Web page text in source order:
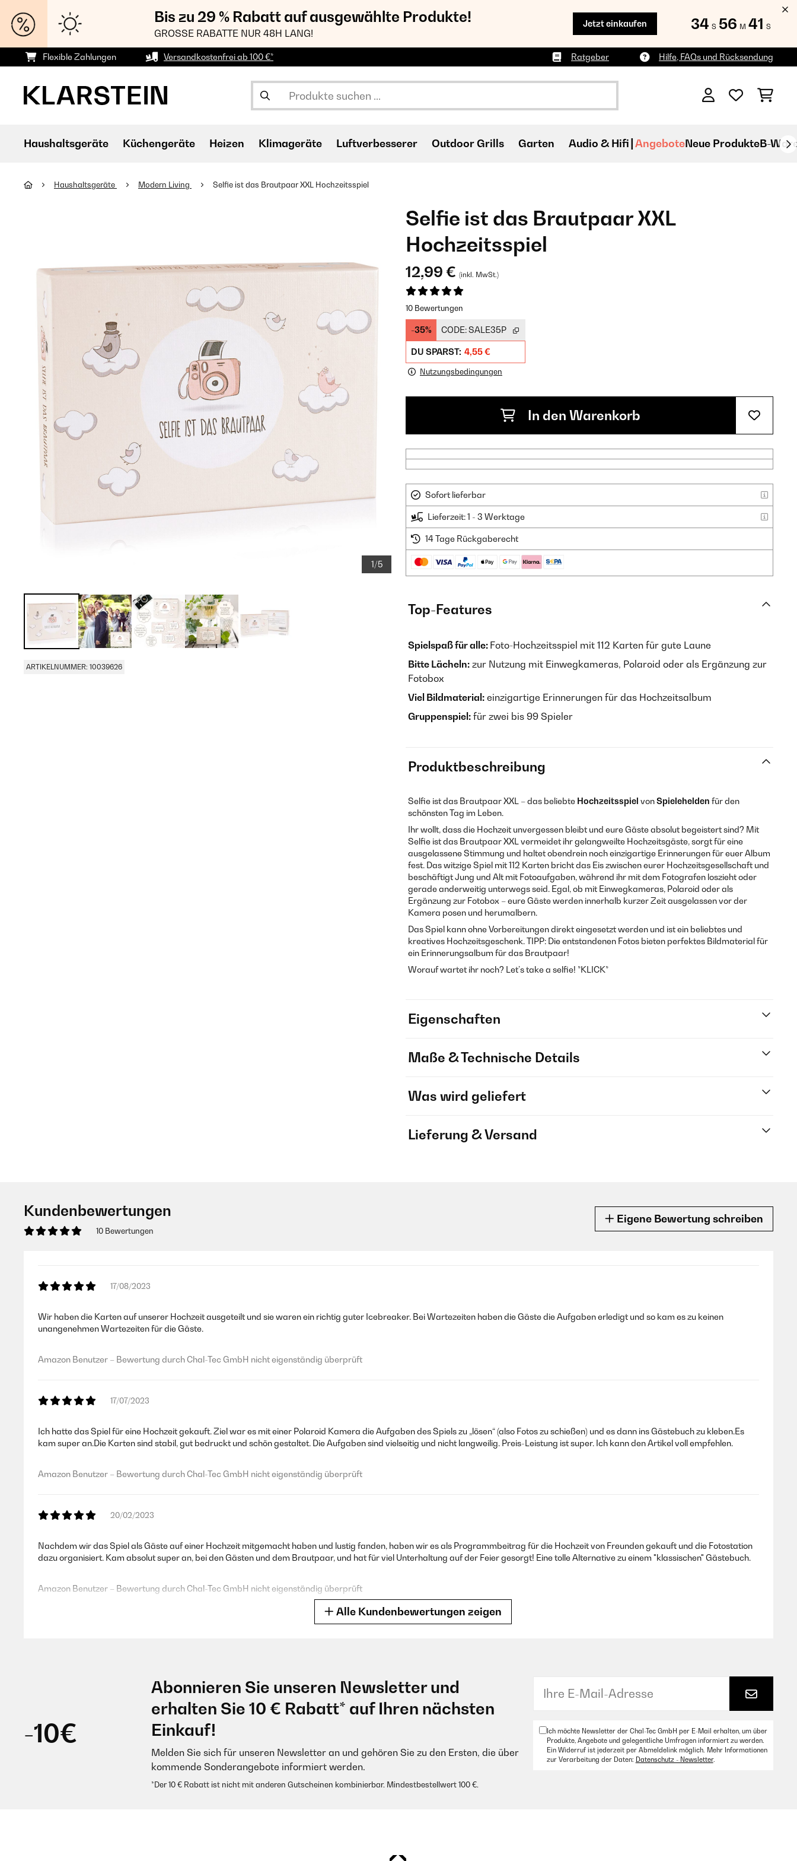
Bis zu 29 % Rabatt auf ausgewählte Produkte!
GROSSE RABATTE NUR 48H LANG!
Jetzt einkaufen 34 S 56 M 39 S
Flexible Zahlungen Versandkostenfrei ab 100 €* Ratgeber Hilfe, FAQs und Rücksendung
Haushaltsgeräte Küchengeräte Heizen Klimageräte Luftverbesserer Outdoor Grills Garten Audio & Hifi AngeboteNeue ProdukteB-
Haushaltsgeräte Modern Living Selfie ist das Brautpaar XXL Hochzeitsspiel
1/5
ARTIKELNUMMER: 10039626
Selfie ist das Brautpaar XXL
Hochzeitsspiel
12,99 € (inkl. MwSt.)
10 Bewertungen
-35% CODE:SALE35P
DU SPARST: 4,55 €
Nutzungsbedingungen
In den Warenkorb
Sofort lieferbar
Lieferzeit: 1 - 3 Werktage
14 Tage Rückgaberecht
Top-Features
Spielspaß für alle: Foto-Hochzeitsspiel mit 112 Karten für gute Laune
Bitte Lächeln: zur Nutzung mit Einwegkameras, Polaroid oder als Ergänzung zur
Fotobox
Viel Bildmaterial: einzigartige Erinnerungen für das Hochzeitsalbum
Gruppenspiel: für zwei bis 99 Spieler
Produktbeschreibung
Selfie ist das Brautpaar XXL – das beliebte Hochzeitsspiel vonSpielehelden für den
schönsten Tag im Leben.
Ihr wollt, dass die Hochzeit unvergessen bleibt und eure Gäste absolut begeistert sind? Mit
Selfie ist das Brautpaar XXL vermeidet ihr gelangweilte Hochzeitsgäste, sorgt für eine
ausgelassene Stimmung und haltet obendrein noch einzigartige Erinnerungen für euer Album
fest. Das witzige Spiel mit 112 Karten bricht das Eis zwischen eurer Hochzeitsgesellschaft und
beschäftigt Jung und Alt mit Fotoaufgaben, während ihr mit dem Fotografen loszieht oder
gerade anderweitig unterwegs seid. Egal, ob mit Einwegkameras, Polaroid oder als
Ergänzung zur Fotobox – eure Gäste werden innerhalb kurzer Zeit ausgelassen vor der
Kamera posen und herumalbern.
Das Spiel kann ohne Vorbereitungen direkt eingesetzt werden und ist ein beliebtes und
kreatives Hochzeitsgeschenk. TIPP: Die entstandenen Fotos bieten perfektes Bildmaterial für
ein Erinnerungsalbum für das Brautpaar!
Worauf wartet ihr noch? Let’s take a selfie! *KLICK*
Eigenschaften
Maße & Technische Details
Was wird geliefert
Lieferung & Versand
Kundenbewertungen
10 Bewertungen
Eigene Bewertung schreiben
17/08/2023
Wir haben die Karten auf unserer Hochzeit ausgeteilt und sie waren ein richtig guter Icebreaker. Bei Wartezeiten haben die Gäste die Aufgaben erledigt und so kam es zu keinen
unangenehmen Wartezeiten für die Gäste.
Amazon Benutzer – Bewertung durch Chal-Tec GmbH nicht eigenständig überprüft
17/07/2023
Ich hatte das Spiel für eine Hochzeit gekauft. Ziel war es mit einer Polaroid Kamera die Aufgaben des Spiels zu „lösen“ (also Fotos zu schießen) und es dann ins Gästebuch zu kleben.Es
kam super an.Die Karten sind stabil, gut bedruckt und schön gestaltet. Die Aufgaben sind vielseitig und nicht langweilig. Preis-Leistung ist super. Ich kann den Artikel voll empfehlen.
Amazon Benutzer – Bewertung durch Chal-Tec GmbH nicht eigenständig überprüft
20/02/2023
Nachdem wir das Spiel als Gäste auf einer Hochzeit mitgemacht haben und lustig fanden, haben wir es als Programmbeitrag für die Hochzeit von Freunden gekauft und die Fotostation
dazu organisiert. Kam absolut super an, bei den Gästen und dem Brautpaar, und hat für viel Unterhaltung auf der Feier gesorgt! Eine tolle Alternative zu einem "klassischen" Gästebuch.
Amazon Benutzer – Bewertung durch Chal-Tec GmbH nicht eigenständig überprüft
Amazon Benutzer – Bewertung durch Chal-Tec GmbH nicht eigenständig überprüft
25/08/2022
Als Trauzeugin war ich auf der Suche nach einer Beschäftigung für die Gäste während das Brautpaar mit dem Fotografen unterwegs war. Dabei bin ich auf dieses Spiel gestoßen. Wir
Alle Kundenbewertungen zeigen
-10€
Abonnieren Sie unseren Newsletter und
erhalten Sie 10 € Rabatt* auf Ihren nächsten
Einkauf!
Melden Sie sich für unseren Newsletter an und gehören Sie zu den Ersten, die über
kommende Sonderangebote informiert werden.
*Der 10 € Rabatt ist nicht mit anderen Gutscheinen kombinierbar. Mindestbestellwert 100 €.
Ich möchte Newsletter der Chal-Tec GmbH per E-Mail erhalten, um über
Produkte, Angebote und gelegentliche Umfragen informiert zu werden.
Ein Widerruf ist jederzeit per Abmeldelink möglich. Mehr Informationen
zur Verarbeitung der Daten: Datenschutz - Newsletter.